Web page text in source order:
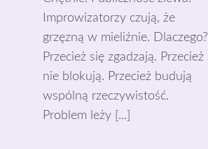
Improwizatorzy czują, że
grzęzną w mieliźnie. Dlaczego?
Przecież się zgadzają. Przecież
nie blokują. Przecież budują
wspólną rzeczywistość.
Problem leży [...]